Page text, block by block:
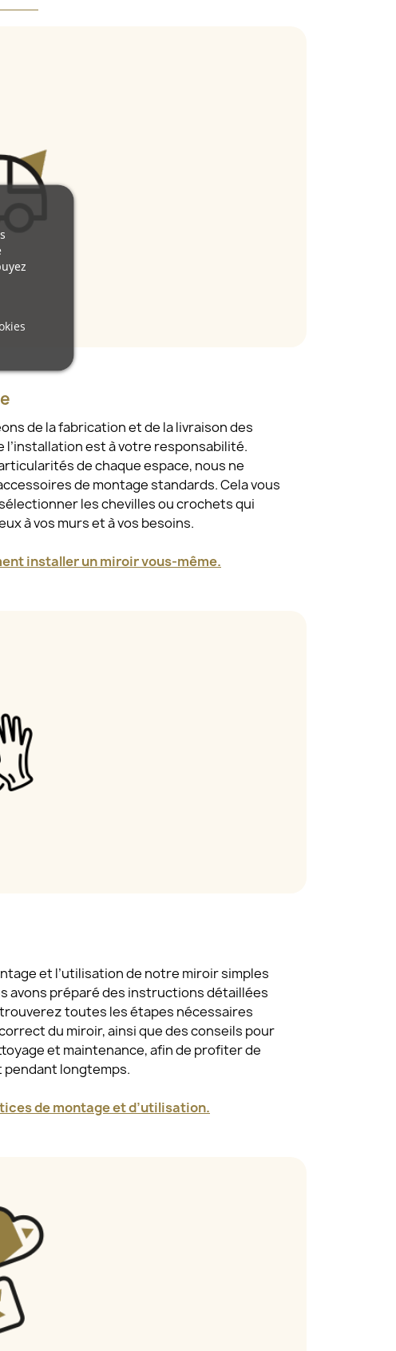
de la fabrication et de la livraison des
l’installation est à votre responsabilité.
de chaque espace, nous ne
de montage standards. Cela vous
les chevilles ou crochets qui
à vos murs et à vos besoins.
installer un miroir vous-même.
et l’utilisation de notre miroir simples
avons préparé des instructions détaillées
trouverez toutes les étapes nécessaires
du miroir, ainsi que des conseils pour
et maintenance, afin de profiter de
longtemps.
de montage et d’utilisation.